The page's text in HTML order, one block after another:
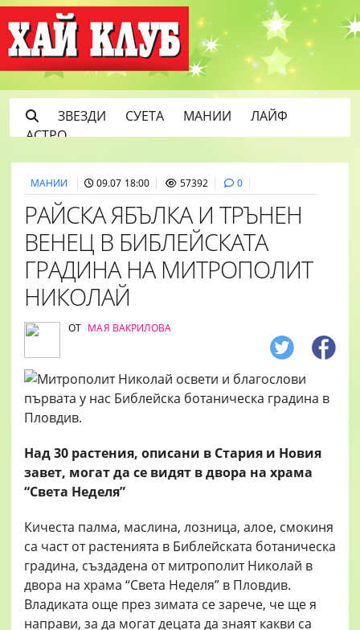
ЗВЕЗДИ СУЕТА МАНИИ
ЛАЙФ
АСТРО
МАНИИ 09.07 18:00 57392 0
РАЙСКА ЯБЪЛКА И ТРЪНЕН
ВЕНЕЦ В БИБЛЕЙСКАТА
ГРАДИНА НА МИТРОПОЛИТ
НИКОЛАЙ
ОТ МАЯ ВАКРИЛОВА
Над 30 растения, описани в Стария и Новия
завет, могат да се видят в двора на храма
“Света Неделя”
Кичеста палма, маслина, лозница, алое, смокиня
са част от растенията в Библейската ботаническа
градина, създадена от митрополит Николай в
двора на храма “Света Неделя” в Пловдив.
Владиката още през зимата се зарече, че ще я
направи, за да могат децата да знаят какви са